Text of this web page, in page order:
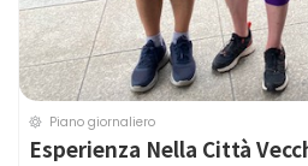
Piano giornaliero
Esperienza Nella Città